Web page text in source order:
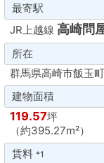
最寄駅
JR上越線 高崎問
所在
群馬県高崎市飯玉
建物面積
119.57坪
（約395.27m²）
賃料*1